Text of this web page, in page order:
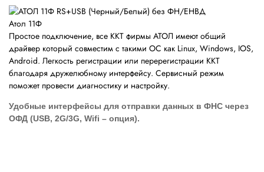
Атол 11Ф
Простое подключение, все ККТ фирмы АТОЛ имеют общий
драйвер который совместим с такими ОС как Linux, Windows, IOS,
Android. Легкость регистрации или перерегистрации ККТ
благодаря дружелюбному интерфейсу. Сервисный режим
поможет провести диагностику и настройку.
Удобные интерфейсы для отправки данных в ФНС через
ОФД (USB, 2G/3G, Wifi – опция).